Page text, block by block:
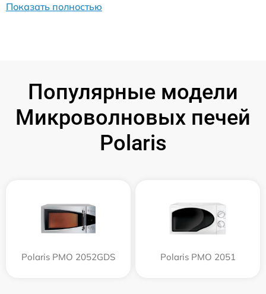
Показать полностью
Популярные модели
Микроволновых печей
Polaris
Polaris PMO 2052GDS Polaris PMO 2051